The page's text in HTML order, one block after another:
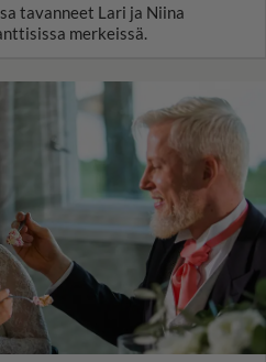
tavanneet Lari ja Niina
merkeissä.